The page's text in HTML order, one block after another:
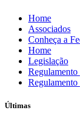
Skip
content
Home
Associados
Conheça a
Home
Legislação
Últimas